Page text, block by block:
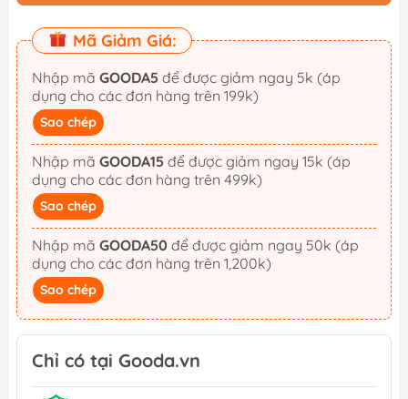
Mã Giảm Giá:
Nhập mã GOODA5
dụng cho các đơn hàng trên 199k)
Sao chép
Nhập mã GOODA15
dụng cho các đơn hàng trên 499k)
Sao chép
Nhập mã GOODA50
dụng cho các đơn hàng trên 1,200k)
Sao chép
Chỉ có tại Gooda.vn